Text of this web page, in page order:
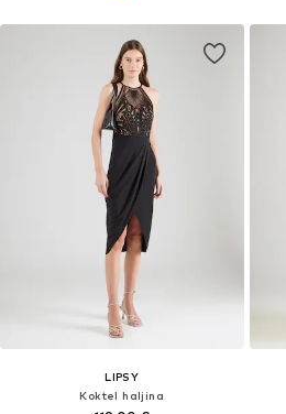
LIPSY
Koktel haljina